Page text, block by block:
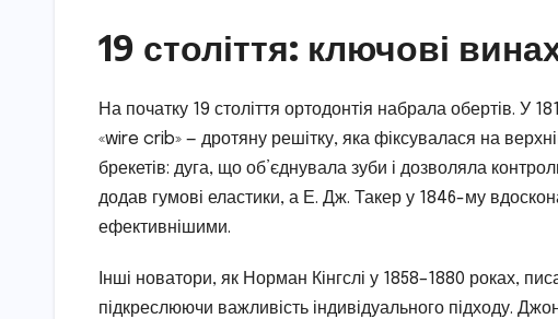
19 століття: ключові
На початку 19 століття ортодонтія набрала обертів. У
«wire crib» — дротяну решітку, яка фіксувалася на
брекетів: дуга, що об’єднувала зуби і дозволяла
додав гумові еластики, а Е. Дж. Такер у 1846-му
ефективнішими.
Інші новатори, як Норман Кінгслі у 1858–1880 роках,
підкреслюючи важливість індивідуального підходу.